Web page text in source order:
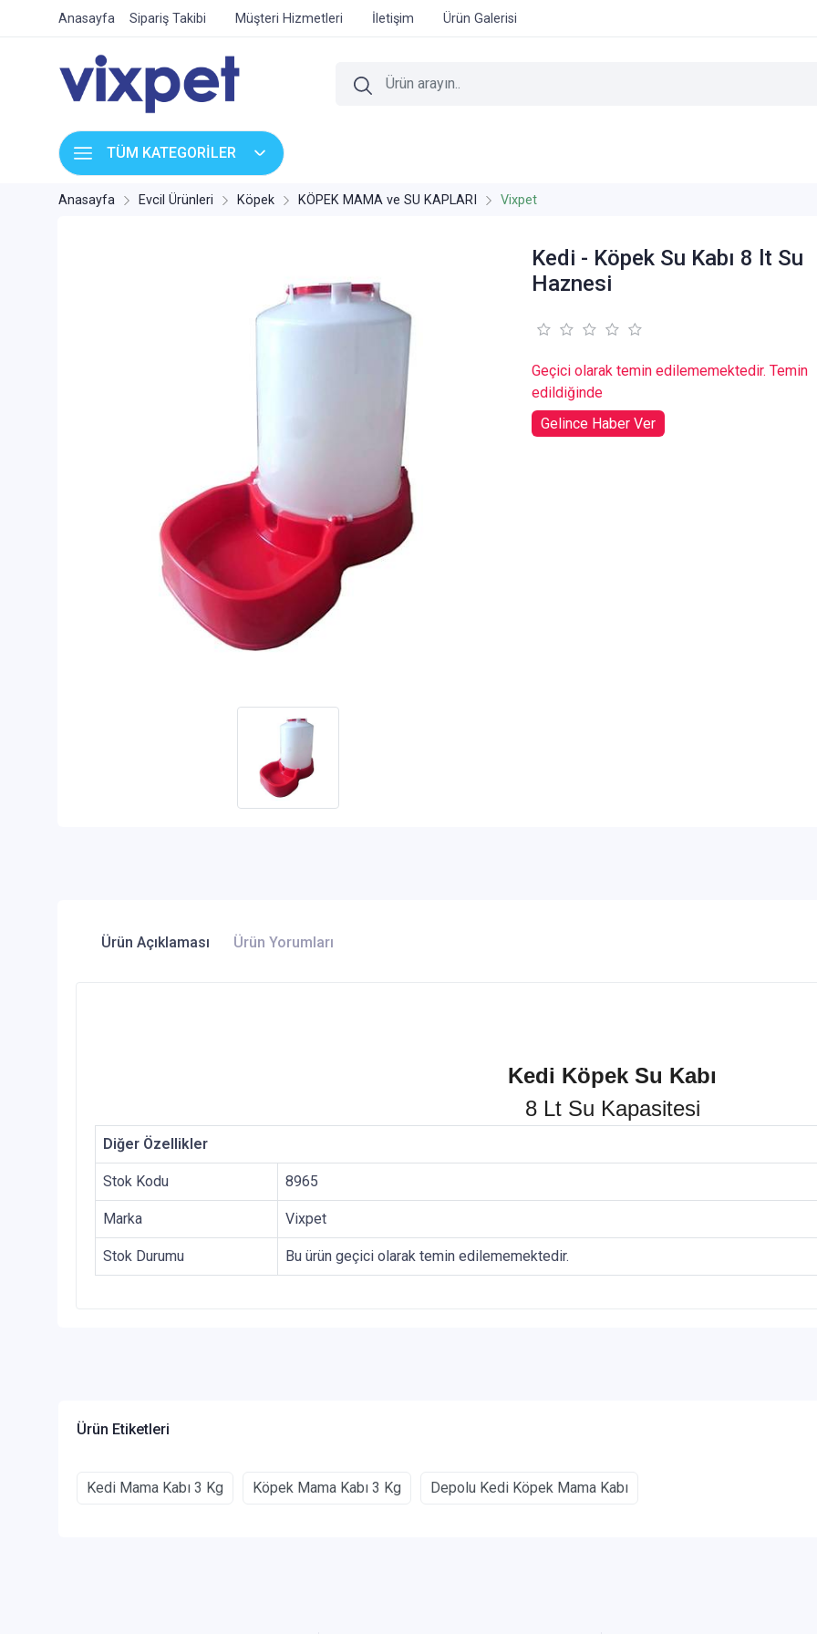
Anasayfa Sipariş Takibi Müşteri Hizmetleri İletişim Ürün Galerisi
TÜM KATEGORİLER
Anasayfa Evcil Ürünleri Köpek KÖPEK MAMA ve SU KAPLARI Vixpet
Kedi - Köpek Su Kabı 8 lt Su
Haznesi
Geçici olarak temin edilememektedir. Temin
edildiğinde
Gelince Haber Ver
Ürün Açıklaması Ürün Yorumları
Kedi Köpek Su Kabı
8 Lt Su Kapasitesi
Diğer Özellikler
Stok Kodu 8965
Marka Vixpet
Stok Durumu Bu ürün geçici olarak temin edilememektedir.
Ürün Etiketleri
Kedi Mama Kabı 3 Kg Köpek Mama Kabı 3 Kg Depolu Kedi Köpek Mama Kabı